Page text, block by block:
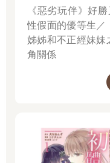
全部被她奪
《惡劣玩伴》好
性假面的優等生／
姊姊和不正經妹妹
角關係